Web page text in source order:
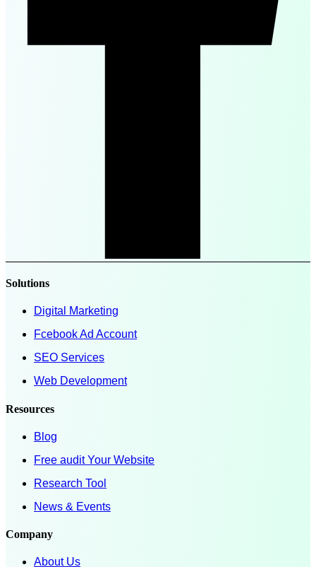
Solutions
Digital Marketing
Fcebook Ad Account
SEO Services
Web Development
Resources
Blog
Free audit Your Website
Research Tool
News & Events
Company
About Us